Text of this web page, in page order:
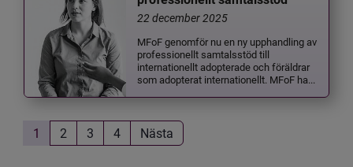
22 december 2025
MFoF genomför nu en ny upphandling av
professionellt samtalsstöd till
internationellt adopterade och föräldrar
som adopterat internationellt. MFoF ha...
1 2 3 4 Nästa